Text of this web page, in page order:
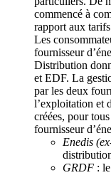
commencé à
rapport aux
Les
fournisseur
Distribution
et EDF. La
par les deux
l’exploitation et
créées, pour
fournisseur
Enedis
GRDF :